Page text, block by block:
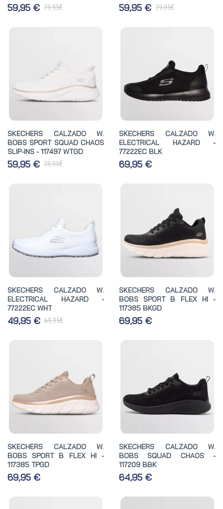
59,95 € 79,95€ 59,95 € 79,95€
SKECHERS CALZADO W.
BOBS SPORT SQUAD CHAOS
SLIP-INS - 117497 WTGD
59,95 € 79,95€
SKECHERS CALZADO W.
ELECTRICAL HAZARD -
77222EC BLK
69,95 €
SKECHERS CALZADO W.
ELECTRICAL HAZARD -
77222EC WHT
49,95 € 69,95€
SKECHERS CALZADO W.
BOBS SPORT B FLEX HI -
117385 BKGD
69,95 €
SKECHERS CALZADO W.
BOBS SPORT B FLEX HI -
117385 TPGD
69,95 €
SKECHERS CALZADO W.
BOBS SQUAD CHAOS -
117209 BBK
64,95 €